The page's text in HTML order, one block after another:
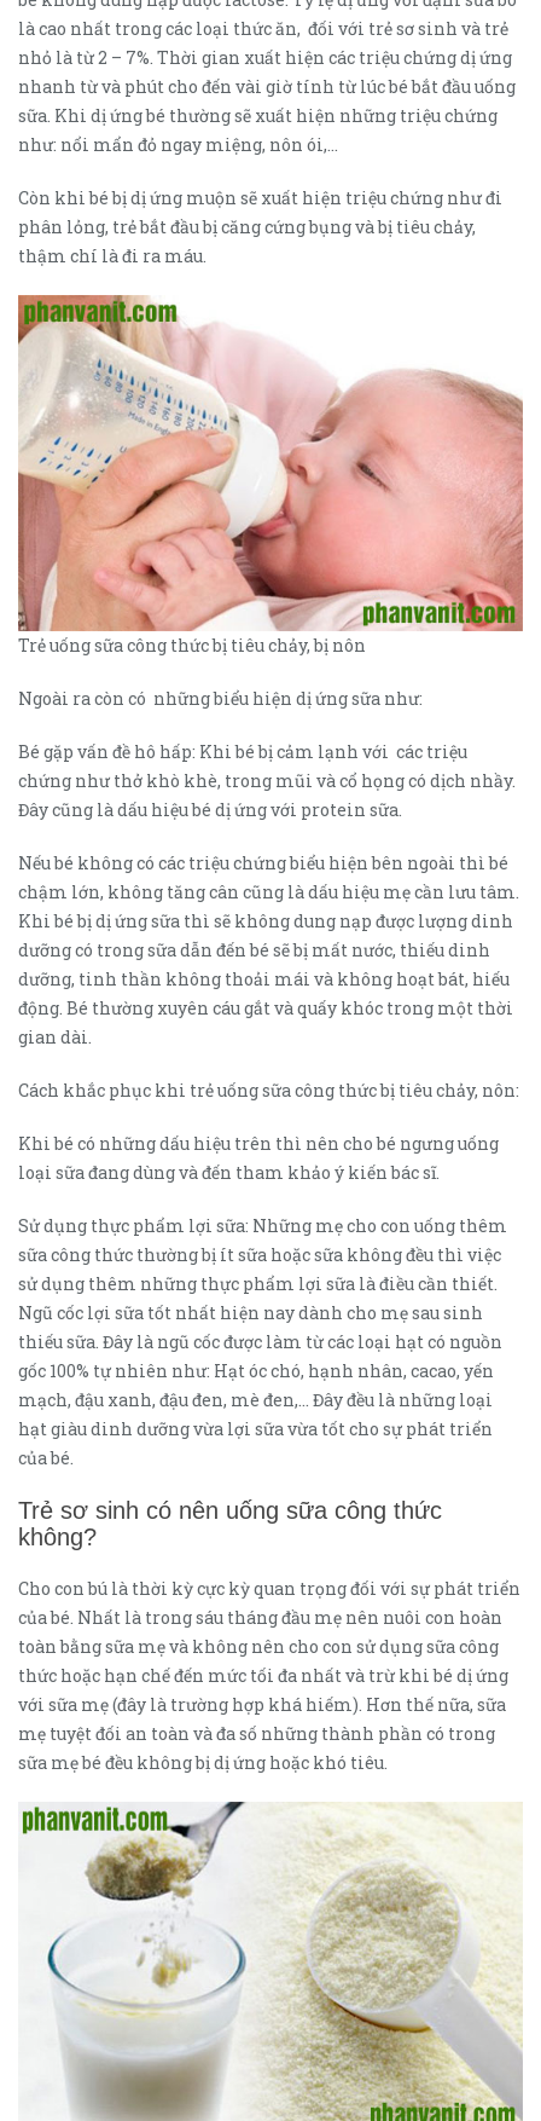
là cao nhất trong các loại thức ăn, đối với trẻ sơ sinh và trẻ
nhỏ là từ 2 – 7%. Thời gian xuất hiện các triệu chứng dị ứng
nhanh từ và phút cho đến vài giờ tính từ lúc bé bắt đầu uống
sữa. Khi dị ứng bé thường sẽ xuất hiện những triệu chứng
như: nổi mẩn đỏ ngay miệng, nôn ói,…
Còn khi bé bị dị ứng muộn sẽ xuất hiện triệu chứng như đi
phân lỏng, trẻ bắt đầu bị căng cứng bụng và bị tiêu chảy,
thậm chí là đi ra máu.
Trẻ uống sữa công thức bị tiêu chảy, bị nôn
Ngoài ra còn có những biểu hiện dị ứng sữa như:
Bé gặp vấn đề hô hấp: Khi bé bị cảm lạnh với các triệu
chứng như thở khò khè, trong mũi và cổ họng có dịch nhầy.
Đây cũng là dấu hiệu bé dị ứng với protein sữa.
Nếu bé không có các triệu chứng biểu hiện bên ngoài thì bé
chậm lớn, không tăng cân cũng là dấu hiệu mẹ cần lưu tâm.
Khi bé bị dị ứng sữa thì sẽ không dung nạp được lượng dinh
dưỡng có trong sữa dẫn đến bé sẽ bị mất nước, thiếu dinh
dưỡng, tinh thần không thoải mái và không hoạt bát, hiếu
động. Bé thường xuyên cáu gắt và quấy khóc trong một thời
gian dài.
Cách khắc phục khi trẻ uống sữa công thức bị tiêu chảy, nôn:
Khi bé có những dấu hiệu trên thì nên cho bé ngưng uống
loại sữa đang dùng và đến tham khảo ý kiến bác sĩ.
Sử dụng thực phẩm lợi sữa: Những mẹ cho con uống thêm
sữa công thức thường bị ít sữa hoặc sữa không đều thì việc
sử dụng thêm những thực phẩm lợi sữa là điều cần thiết.
Ngũ cốc lợi sữa tốt nhất hiện nay dành cho mẹ sau sinh
thiếu sữa. Đây là ngũ cốc được làm từ các loại hạt có nguồn
gốc 100% tự nhiên như: Hạt óc chó, hạnh nhân, cacao, yến
mạch, đậu xanh, đậu đen, mè đen,… Đây đều là những loại
hạt giàu dinh dưỡng vừa lợi sữa vừa tốt cho sự phát triển
của bé.
Trẻ sơ sinh có nên uống sữa công thức
không?
Cho con bú là thời kỳ cực kỳ quan trọng đối với sự phát triển
của bé. Nhất là trong sáu tháng đầu mẹ nên nuôi con hoàn
toàn bằng sữa mẹ và không nên cho con sử dụng sữa công
thức hoặc hạn chế đến mức tối đa nhất và trừ khi bé dị ứng
với sữa mẹ (đây là trường hợp khá hiếm). Hơn thế nữa, sữa
mẹ tuyệt đối an toàn và đa số những thành phần có trong
sữa mẹ bé đều không bị dị ứng hoặc khó tiêu.